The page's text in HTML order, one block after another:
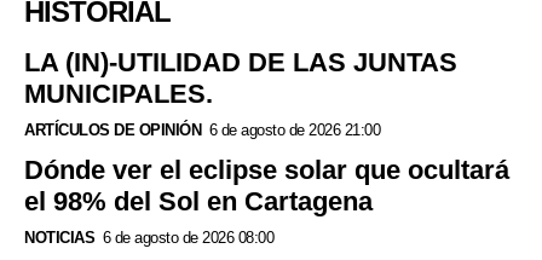
HISTORIAL
LA (IN)-UTILIDAD DE LAS JUNTAS
MUNICIPALES.
ARTÍCULOS DE OPINIÓN 6 de agosto de 2026 21:00
Dónde ver el eclipse solar que ocultará
el 98% del Sol en Cartagena
NOTICIAS 6 de agosto de 2026 08:00